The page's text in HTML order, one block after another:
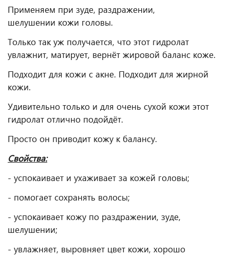
Применяем при зуде, раздражении,
шелушении кожи головы.
Только так уж получается, что этот гидролат
увлажнит, матирует, вернёт жировой баланс коже.
Подходит для кожи с акне. Подходит для жирной
кожи.
Удивительно только и для очень сухой кожи этот
гидролат отлично подойдёт.
Просто он приводит кожу к балансу.
Свойства:
- успокаивает и ухаживает за кожей головы;
- помогает сохранять волосы;
- успокаивает кожу по раздражении, зуде,
шелушении;
- увлажняет, выровняет цвет кожи, хорошо